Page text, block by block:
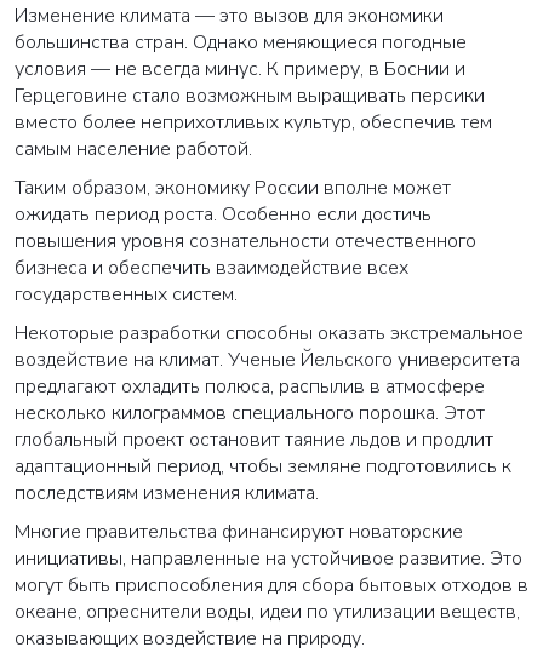
Изменение климата — это вызов для экономики
большинства стран. Однако меняющиеся погодные
условия — не всегда минус. К примеру, в Боснии и
Герцеговине стало возможным выращивать персики
вместо более неприхотливых культур, обеспечив тем
самым население работой.
Таким образом, экономику России вполне может
ожидать период роста. Особенно если достичь
повышения уровня сознательности отечественного
бизнеса и обеспечить взаимодействие всех
государственных систем.
Некоторые разработки способны оказать экстремальное
воздействие на климат. Ученые Йельского университета
предлагают охладить полюса, распылив в атмосфере
несколько килограммов специального порошка. Этот
глобальный проект остановит таяние льдов и продлит
адаптационный период, чтобы земляне подготовились к
последствиям изменения климата.
Многие правительства финансируют новаторские
инициативы, направленные на устойчивое развитие. Это
могут быть приспособления для сбора бытовых отходов в
океане, опреснители воды, идеи по утилизации веществ,
оказывающих воздействие на природу.